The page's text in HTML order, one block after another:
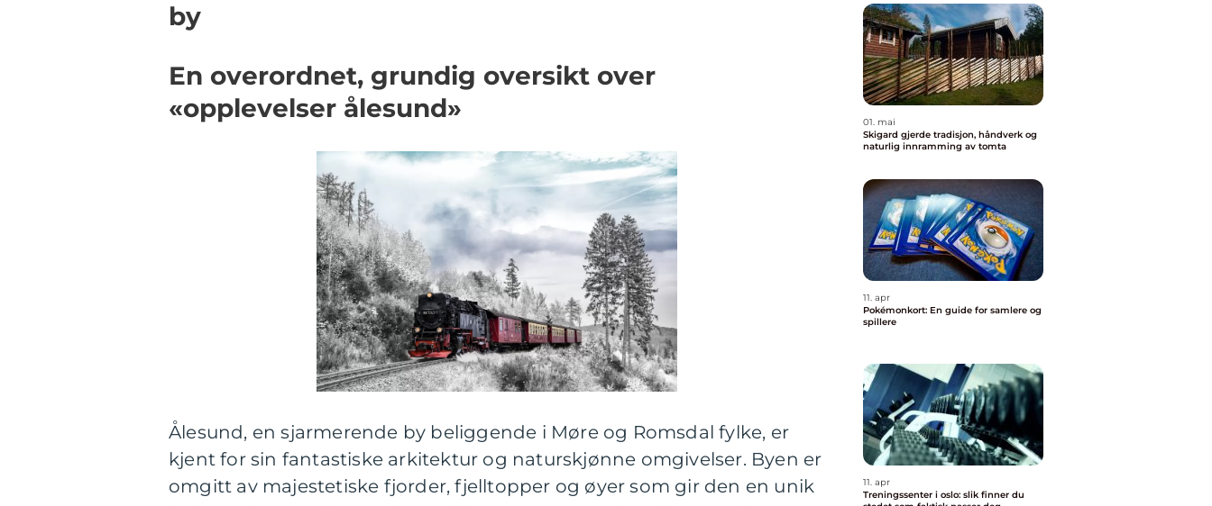
by
En overordnet, grundig oversikt over
«opplevelser ålesund»
Ålesund, en sjarmerende by beliggende i Møre og Romsdal fylke, er
kjent for sin fantastiske arkitektur og naturskjønne omgivelser. Byen er
omgitt av majestetiske fjorder, fjelltopper og øyer som gir den en unik
01. mai
Skigard gjerde tradisjon, håndverk og
naturlig innramming av tomta
11. apr
Pokémonkort: En guide for samlere og
spillere
11. apr
Treningssenter i oslo: slik finner du